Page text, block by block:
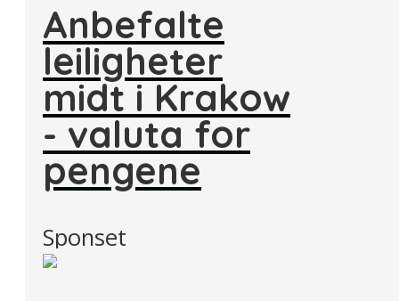
Anbefalte
leiligheter
midt i Krakow
- valuta for
pengene
Sponset